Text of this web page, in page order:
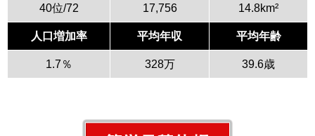
40位/72 17,756 14.8km²
人口増加率 平均年収 平均年齢
1.7％ 328万 39.6歳